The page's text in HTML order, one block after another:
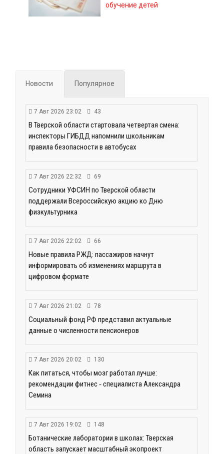
обучение детей
Новости Популярное
7 Авг 2026 23:02 43
В Тверской области стартовала четвертая смена:
инспекторы ГИБДД напомнили школьникам
правила безопасности в автобусах
7 Авг 2026 22:32 69
Сотрудники УФСИН по Тверской области
поддержали Всероссийскую акцию ко Дню
физкультурника
7 Авг 2026 22:02 66
Новые правила РЖД: пассажиров начнут
информировать об изменениях маршрута в
цифровом формате
7 Авг 2026 21:02 78
Социальный фонд РФ представил актуальные
данные о численности пенсионеров
7 Авг 2026 20:02 130
Как питаться, чтобы мозг работал лучше:
рекомендации фитнес ‑ специалиста Александра
Семина
7 Авг 2026 19:02 148
Ботанические лаборатории в школах: Тверская
область запускает масштабный экопроект